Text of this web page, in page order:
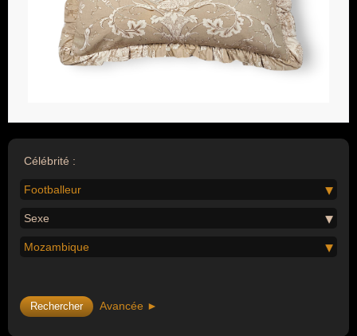
Célébrité :
Footballeur
Sexe
Mozambique
Avancée ►